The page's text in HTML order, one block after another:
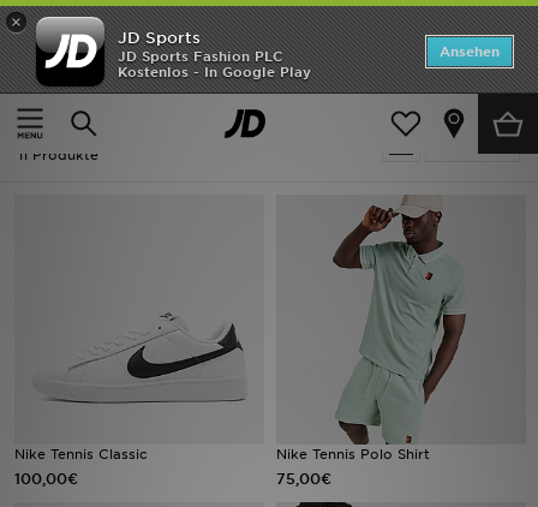
×
JD Sports
JD Sports Fashion PLC
Kostenlos - In Google Play
Ansehen
Startseite
Tennis
verfeinern
Tennis
11 Produkte
Nike Tennis Classic
100,00€
Nike Tennis Polo Shirt
75,00€
Startseite
ANGEBOTE
Marken
Kinder
JD Exklusives